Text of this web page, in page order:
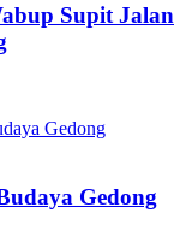
Supit Jalan
Gedong